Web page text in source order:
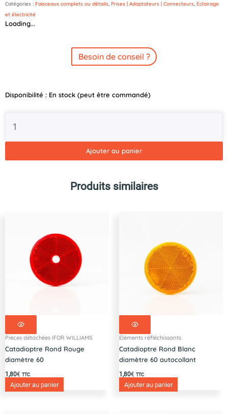
Catégories : Faisceaux complets ou détails, Prises | Adaptateurs | Connecteurs, Eclairage
et électricité
Loading...
Besoin de conseil ?
Disponibilité : En stock (peut être commandé)
quantité
à
Ajouter au panier
Produits similaires
Pièces détachées IFOR WILLIAMS
Catadioptre Rond Rouge
diamètre 60
1,80€ TTC
Ajouter au panier
Eléments réfléchissants
Catadioptre Rond Blanc
diamètre 60 autocollant
1,80€ TTC
Ajouter au panier